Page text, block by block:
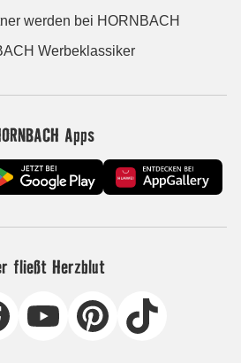
werden bei HORNBACH
Werbeklassiker
Apps
fließt Herzblut